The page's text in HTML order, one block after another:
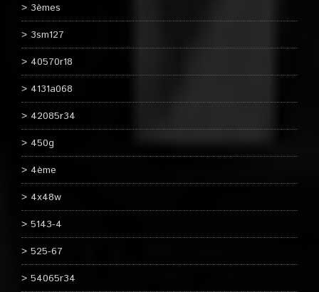
3èmes
3sm127
40570r18
4131a068
42085r34
450g
4ème
4x48w
5143-4
525-67
54065r34